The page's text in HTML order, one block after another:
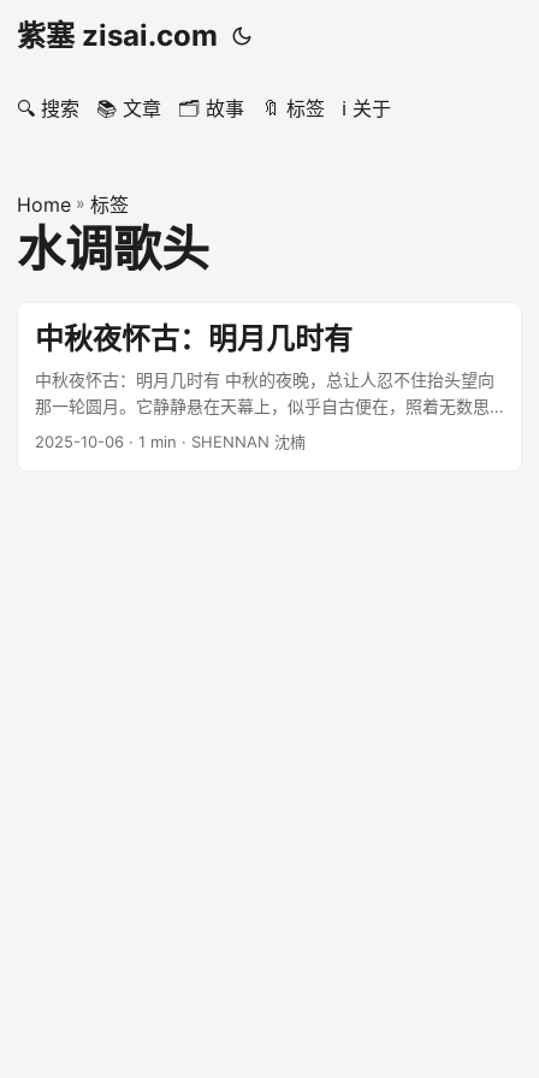
紫塞 zisai.com
🔍 搜索 📚 文章 🗂️ 故事 🔖 标签 ℹ️ 关于
Home » 标签
水调歌头
中秋夜怀古：明月几时有
中秋夜怀古：明月几时有 中秋的夜晚，总让人忍不住抬头望向
那一轮圆月。它静静悬在天幕上，似乎自古便在，照着无数思
念与团圆的故事。 千年之前，苏轼在一个同样的月夜里，写下
2025-10-06 · 1 min · SHENNAN 沈楠